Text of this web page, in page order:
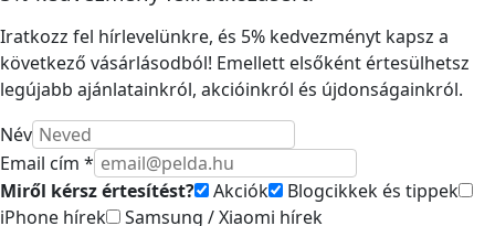
Iratkozz fel hírlevelünkre, és 5% kedvezményt kapsz a
következő vásárlásodból! Emellett elsőként értesülhetsz
legújabb ajánlatainkról, akcióinkról és újdonságainkról.
Név
Email cím *
Miről kérsz értesítést?
Akciók
Blogcikkek és tippek
iPhone hírek
Samsung / Xiaomi hírek